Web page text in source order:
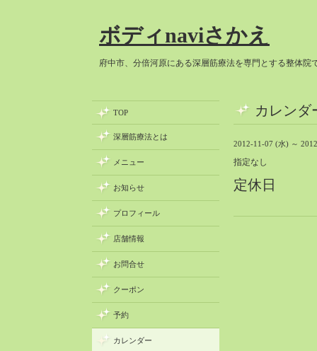
ボディnaviさかえ
府中市、分倍河原にある深層筋療法を専門とする整体院
カレンダ
2012-11-07 (水) ～
指定なし
定休日
TOP
深層筋療法とは
メニュー
お知らせ
プロフィール
店舗情報
お問合せ
クーポン
予約
カレンダー